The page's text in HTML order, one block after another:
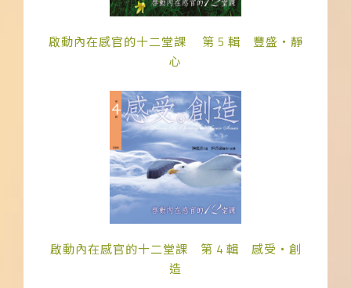
啟動內在感官的十二堂課 第 5 輯 豐盛‧靜
心
啟動內在感官的十二堂課 第 4 輯 感受‧創
造